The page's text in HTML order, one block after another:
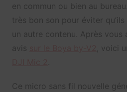
en commun ou bien au
très bon son pour éviter
un autre contenu. Après
avis
, voici
Ce micro sans fil nouvelle